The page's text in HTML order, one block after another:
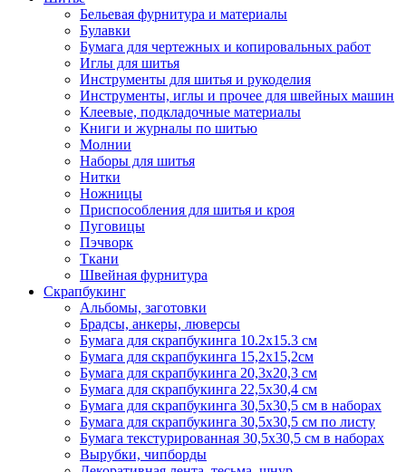
Бельевая фурнитура и материалы
Булавки
Бумага для чертежных и копировальных работ
Иглы для шитья
Инструменты для шитья и рукоделия
Инструменты, иглы и прочее для швейных машин
Клеевые, подкладочные материалы
Книги и журналы по шитью
Молнии
Наборы для шитья
Нитки
Ножницы
Приспособления для шитья и кроя
Пуговицы
Пэчворк
Ткани
Швейная фурнитура
Скрапбукинг
Альбомы, заготовки
Брадсы, анкеры, люверсы
Бумага для скрапбукинга 10.2х15.3 см
Бумага для скрапбукинга 15,2х15,2см
Бумага для скрапбукинга 20,3х20,3 см
Бумага для скрапбукинга 22,5х30,4 см
Бумага для скрапбукинга 30,5х30,5 см в наборах
Бумага для скрапбукинга 30,5х30,5 см по листу
Бумага текстурированная 30,5х30,5 см в наборах
Вырубки, чипборды